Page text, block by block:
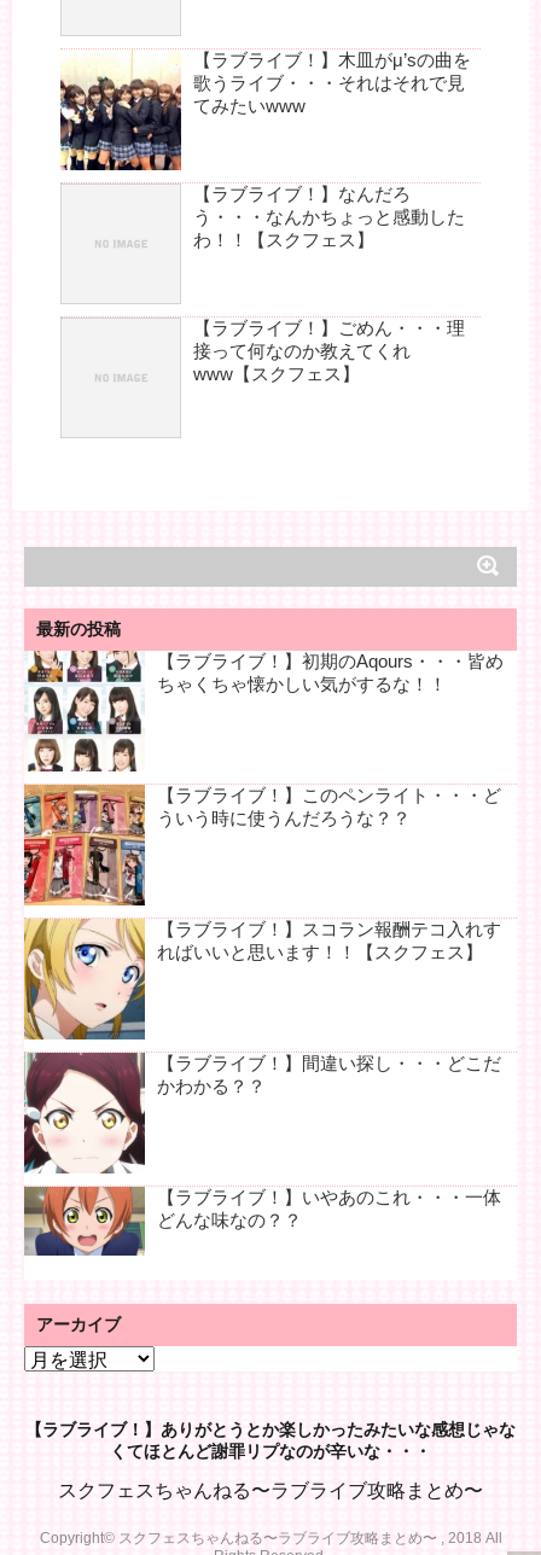
【ラブライブ！】木皿がμ’sの曲を
歌うライブ・・・それはそれで見
てみたいwww
【ラブライブ！】なんだろ
う・・・なんかちょっと感動した
わ！！【スクフェス】
【ラブライブ！】ごめん・・・理
接って何なのか教えてくれ
www【スクフェス】
最新の投稿
【ラブライブ！】初期のAqours・・・皆め
ちゃくちゃ懐かしい気がするな！！
【ラブライブ！】このペンライト・・・ど
ういう時に使うんだろうな？？
【ラブライブ！】スコラン報酬テコ入れす
ればいいと思います！！【スクフェス】
【ラブライブ！】間違い探し・・・どこだ
かわかる？？
【ラブライブ！】いやあのこれ・・・一体
どんな味なの？？
アーカイブ
ア
イ【ラブライブ！】ありがとうとか楽しかったみたいな感想じゃな
くてほとんど謝罪リプなのが辛いな・・・
スクフェスちゃんねる〜ラブライブ攻略まとめ〜
Copyright© スクフェスちゃんねる〜ラブライブ攻略まとめ〜 , 2018 All